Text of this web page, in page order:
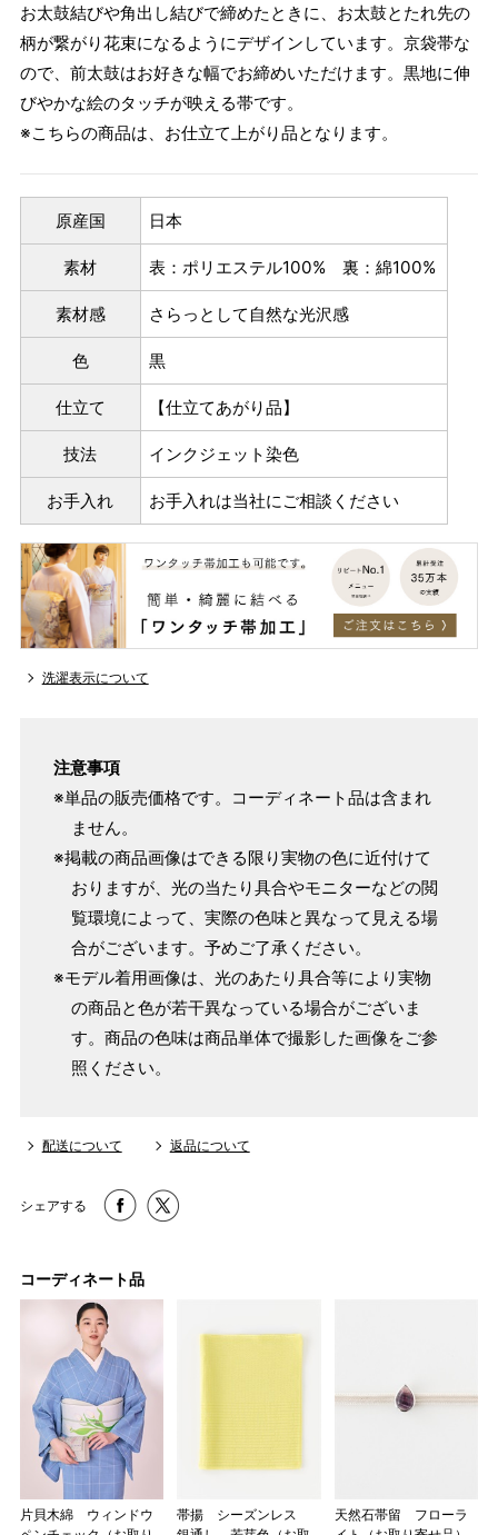
お太鼓結びや角出し結びで締めたときに、お太鼓とたれ先の
柄が繋がり花束になるようにデザインしています。京袋帯な
ので、前太鼓はお好きな幅でお締めいただけます。黒地に伸
びやかな絵のタッチが映える帯です。
※こちらの商品は、お仕立て上がり品となります。
原産国 日本
素材 表：ポリエステル100% 裏：綿100%
素材感 さらっとして自然な光沢感
色 黒
仕立て 【仕立てあがり品】
技法 インクジェット染色
お手入れ お手入れは当社にご相談ください
洗濯表示について
注意事項
※単品の販売価格です。コーディネート品は含まれ
ません。
※掲載の商品画像はできる限り実物の色に近付けて
おりますが、光の当たり具合やモニターなどの閲
覧環境によって、実際の色味と異なって見える場
合がございます。予めご了承ください。
※モデル着用画像は、光のあたり具合等により実物
の商品と色が若干異なっている場合がございま
す。商品の色味は商品単体で撮影した画像をご参
照ください。
配送について 返品について
シェアする
コーディネート品
片貝木綿 ウィンドウ
帯揚 シーズンレス
天然石帯留 フローラ